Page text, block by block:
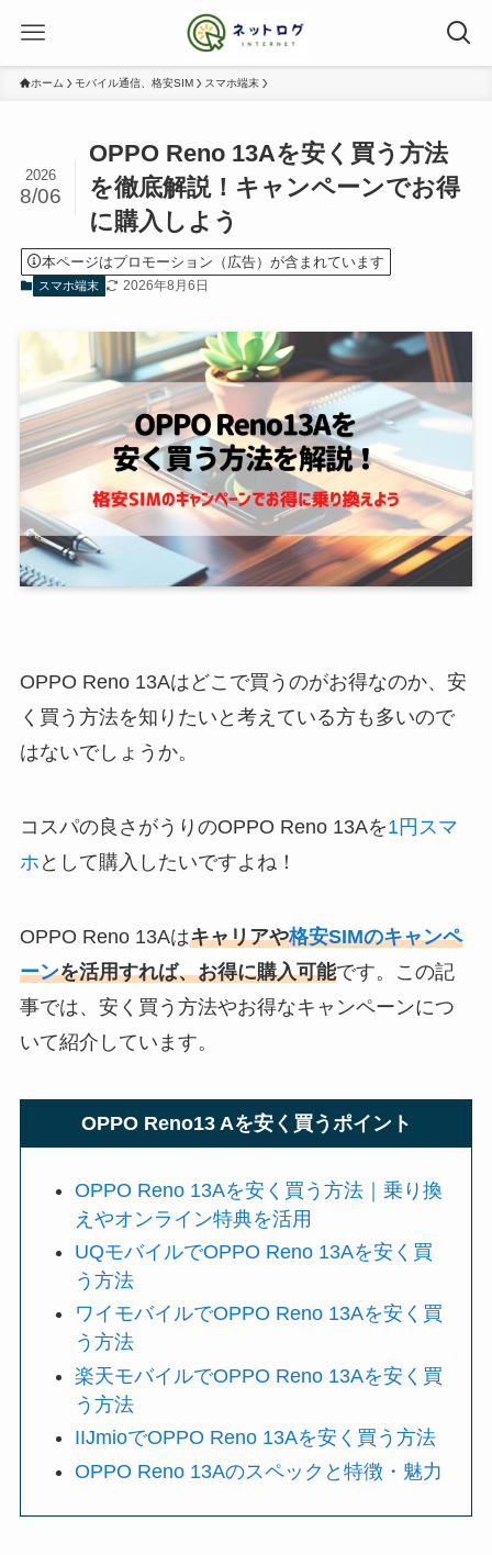
ホーム モバイル通信、格安SIM スマホ端末
OPPO Reno 13Aを安く買う方法
を徹底解説！キャンペーンでお得
に購入しよう
2026
8/06
本ページはプロモーション（広告）が含まれています
スマホ端末 2026年8月6日
OPPO Reno 13Aはどこで買うのがお得なのか、安
く買う方法を知りたいと考えている方も多いので
はないでしょうか。
コスパの良さがうりのOPPO Reno 13Aを1円スマ
ホ として購入したいですよね！
OPPO Reno 13Aはキャリアや格安SIMのキャンペ
ーンを活用すれば、お得に購入可能です。この記
事では、安く買う方法やお得なキャンペーンにつ
いて紹介しています。
OPPO Reno13 Aを安く買うポイント
OPPO Reno 13Aを安く買う方法｜乗り換
えやオンライン特典を活用
UQモバイルでOPPO Reno 13Aを安く買
う方法
ワイモバイルでOPPO Reno 13Aを安く買
う方法
楽天モバイルでOPPO Reno 13Aを安く買
う方法
IIJmioでOPPO Reno 13Aを安く買う方法
OPPO Reno 13Aのスペックと特徴・魅力